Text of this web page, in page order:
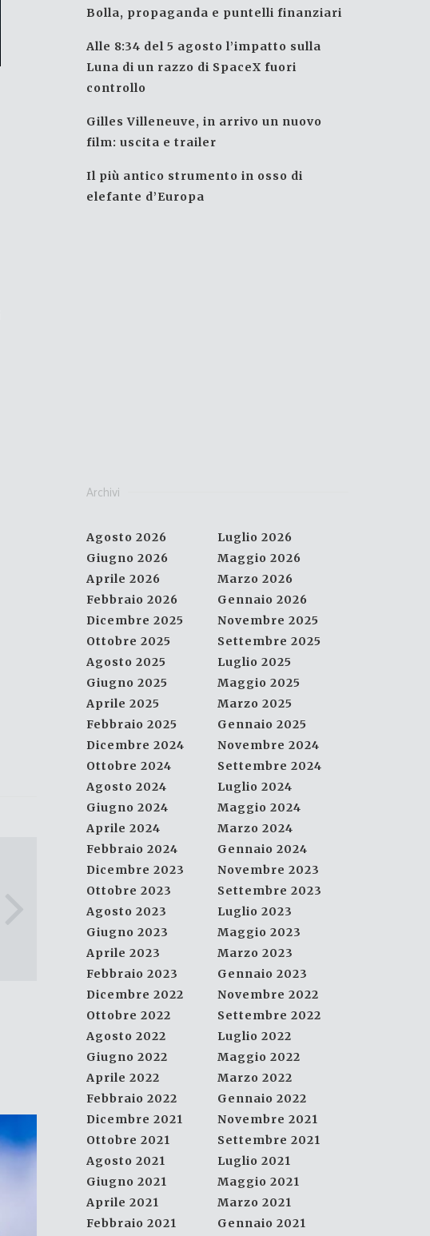
Bolla, propaganda e puntelli finanziari
Alle 8:34 del 5 agosto l’impatto sulla
Luna di un razzo di SpaceX fuori
controllo
Gilles Villeneuve, in arrivo un nuovo
film: uscita e trailer
Il più antico strumento in osso di
elefante d’Europa
Archivi
Agosto 2026
Luglio 2026
Giugno 2026
Maggio 2026
Aprile 2026
Marzo 2026
Febbraio 2026
Gennaio 2026
Dicembre 2025
Novembre 2025
Ottobre 2025
Settembre 2025
Agosto 2025
Luglio 2025
Giugno 2025
Maggio 2025
Aprile 2025
Marzo 2025
Febbraio 2025
Gennaio 2025
Dicembre 2024
Novembre 2024
Ottobre 2024
Settembre 2024
Agosto 2024
Luglio 2024
Giugno 2024
Maggio 2024
Aprile 2024
Marzo 2024
Febbraio 2024
Gennaio 2024
Dicembre 2023
Novembre 2023
Ottobre 2023
Settembre 2023
Agosto 2023
Luglio 2023
Giugno 2023
Maggio 2023
Aprile 2023
Marzo 2023
Febbraio 2023
Gennaio 2023
Dicembre 2022
Novembre 2022
Ottobre 2022
Settembre 2022
Agosto 2022
Luglio 2022
Giugno 2022
Maggio 2022
Aprile 2022
Marzo 2022
Febbraio 2022
Gennaio 2022
Dicembre 2021
Novembre 2021
Ottobre 2021
Settembre 2021
Agosto 2021
Luglio 2021
Giugno 2021
Maggio 2021
Aprile 2021
Marzo 2021
Febbraio 2021
Gennaio 2021